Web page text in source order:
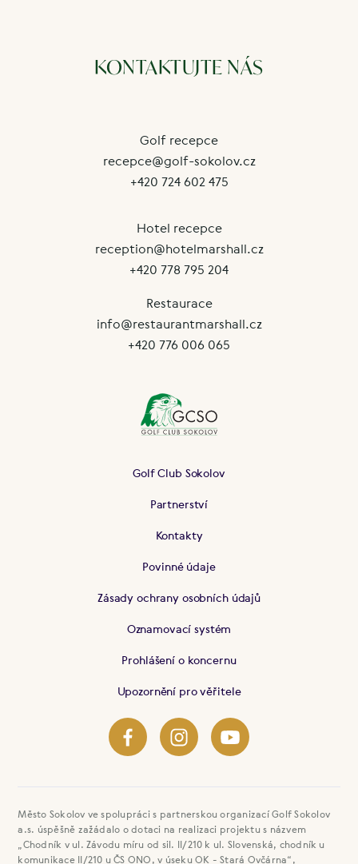
KONTAKTUJTE NÁS
Golf recepce
recepce@golf-sokolov.cz
+420 724 602 475
Hotel recepce
reception@hotelmarshall.cz
+420 778 795 204
Restaurace
info@restaurantmarshall.cz
+420 776 006 065
Golf Club Sokolov
Partnerství
Kontakty
Povinné údaje
Zásady ochrany osobních údajů
Oznamovací systém
Prohlášení o koncernu
Upozornění pro věřitele
Město Sokolov ve spolupráci s partnerskou organizací Golf Sokolov
a.s. úspěšně zažádalo o dotaci na realizaci projektu s názvem
„Chodník v ul. Závodu míru od sil. II/210 k ul. Slovenská, chodník u
komunikace II/210 u ČS ONO, v úseku OK - Stará Ovčárna“,